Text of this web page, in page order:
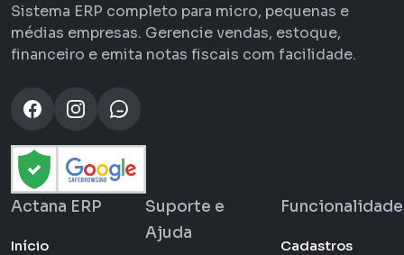
Sistema ERP completo para micro, pequenas e
médias empresas. Gerencie vendas, estoque,
financeiro e emita notas fiscais com facilidade.
Actana ERP
Início
Suporte e
Ajuda
Cadastros